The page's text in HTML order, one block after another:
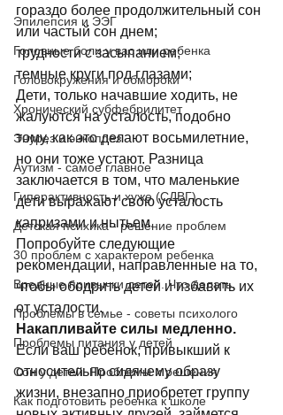
Эпилепсия и ЭЭГ
Головные боли у вас или ребенка
Головокружения и обмороки
Хронический субфебрилитет
Энурез и энкопрез
Аутизм - самое главное
Гиперактивность и хуже (СДВГ)
Детская психика - решение проблем
30 проблем с характером ребенка
Вредные привычки детей. Что делать.
Проблемы в семье - советы психолого
Проблемы питания у детей
Сон у детей. Проблемы и решения
Как подготовить ребенка к школе
гораздо более продолжительный сон
или частый сон днем;
трудности с засыпанием;
темные круги под глазами;
Дети, только начавшие ходить, не
жалуются на усталость, подобно
тому, как это делают восьмилетние,
но они тоже устают. Разница
заключается в том, что маленькие
дети выражают свою усталость
капризами и нытьем.
Попробуйте следующие
рекомендации, направленные на то,
чтобы ободрить детей и избавить их
от усталости.
Накапливайте силы медленно.
Если ваш ребенок, привыкший к
относительно сидячему образу
жизни, внезапно приобретет группу